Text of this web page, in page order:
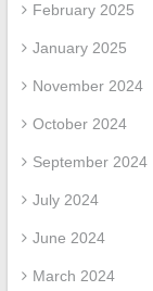
February 2025
January 2025
November 2024
October 2024
September 2024
July 2024
June 2024
March 2024